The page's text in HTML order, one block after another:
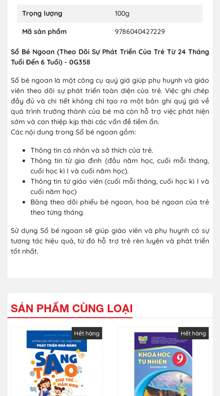
Trọng lượng 100g
Mã sản phẩm 9786040427229
Sổ Bé Ngoan (Theo Dõi Sự Phát Triển Của Trẻ Từ 24 Tháng
Tuổi Đến 6 Tuổi) - 0G358
Sổ bé ngoan là một công cụ quý giá giúp phụ huynh và giáo
viên theo dõi sự phát triển toàn diện của trẻ. Việc ghi chép
đầy đủ và chi tiết không chỉ tạo ra một bản ghi quý giá về
quá trình trưởng thành của bé mà còn hỗ trợ việc phát hiện
sớm và can thiệp kịp thời các vấn đề tiềm ẩn.
Các nội dung trong Sổ bé ngoan gồm:
Thông tin cá nhân và sở thích của trẻ.
Thông tin từ gia đình (đầu năm học, cuối mỗi tháng,
cuối học kì I và cuối năm học).
Thông tin từ giáo viên (cuối mỗi tháng, cuối học kì I và
cuối năm học)
Bảng theo dõi phiếu bé ngoan, hoa bé ngoan của trẻ
theo từng tháng.
Sử dụng Sổ bé ngoan sẽ giúp giáo viên và phụ huynh có sự
tương tác hiệu quả, từ đó hỗ trợ trẻ rèn luyện và phát triển
tốt nhất.
SẢN PHẨM CÙNG LOẠI
Hết hàng Hết hàng